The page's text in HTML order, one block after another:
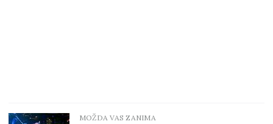
MOŽDA VAS ZANIMA